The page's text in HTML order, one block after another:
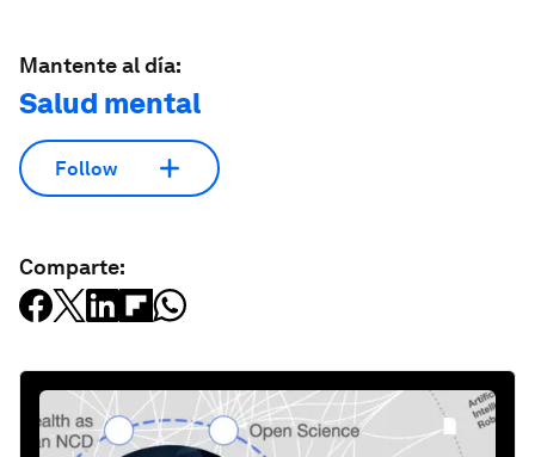
Mantente al día:
Salud mental
Follow
Comparte: